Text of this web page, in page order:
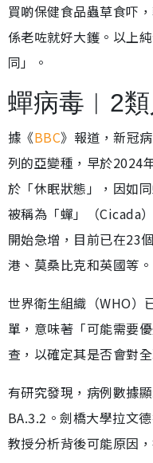
買啲保健食品蟲草食吓
係老咗就好大鑊。以上
同」。
蟬病毒︱2
據《BBC》報道，新冠
列的亞變種，早於2024
於「休眠狀態」，因如
被稱為「蟬」（Cicada
開始急增，目前已在23
港、莫桑比克和英國等。
世界衛生組織（WHO）
單，意味著「可能需要
查，以確定其是否會對
有研究發現，病例數據
BA.3.2。劍橋大學拉文
教授分析背後可能原因